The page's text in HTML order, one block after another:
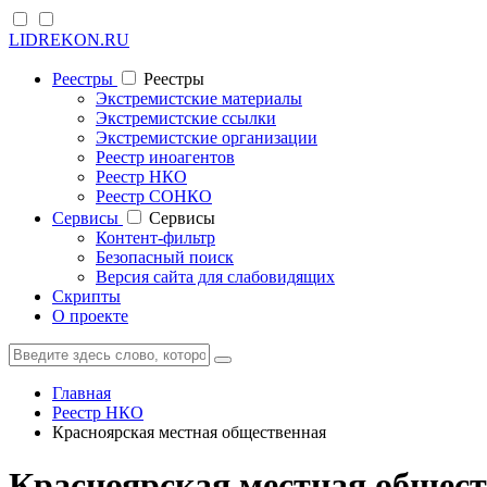
LIDREKON.RU
Реестры
Реестры
Экстремистские материалы
Экстремистские ссылки
Экстремистские организации
Реестр иноагентов
Реестр НКО
Реестр СОНКО
Cервисы
Cервисы
Контент-фильтр
Безопасный поиск
Версия сайта для слабовидящих
Скрипты
О проекте
Главная
Реестр НКО
Красноярская местная общественная